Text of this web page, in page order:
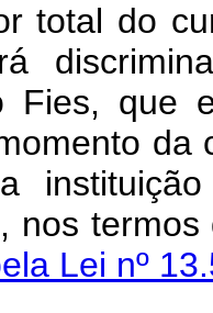
total do
Fies, que
da
nos
Lei nº